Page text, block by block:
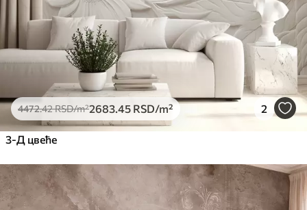
4472.42RSD/m²2683 .45 RSD/m² 2
3-Д цвеће